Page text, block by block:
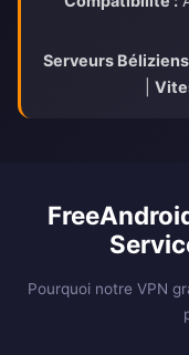
Serveurs
Pourquoi notre VPN